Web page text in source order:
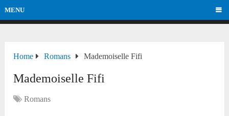
MENU
Home Romans Mademoiselle Fifi
Mademoiselle Fifi
Romans